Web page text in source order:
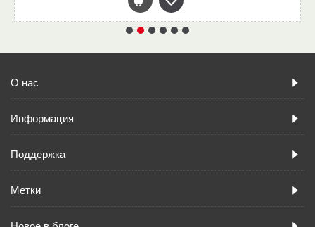
О нас
Информация
Поддержка
Метки